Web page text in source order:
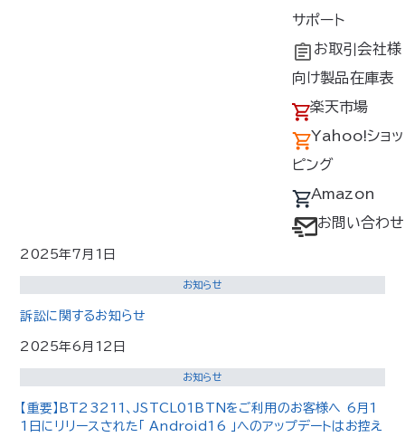
工場シミュレーシ
ョン
開発秘話
企業理念
会社概要
会社沿革
アクセス
採用情報
サポート
よくあるご質問
不要なバッテリー
の回収について
デバイス・ファン
オプション対応表
取扱説明書ダウ
ンロードサービス
購入方法
お取引会社様
向け製品在庫表
楽天市場
Yahoo!ショッ
ピング
Amazon
お問い合わせ
物流センターの夏季休業に伴う出荷業務停止のご案内
【重要】BT23221、JSTCL01BTNをご利用のお客様へ （And
2025年7月1日
お知らせ
訴訟に関するお知らせ
2025年6月12日
お知らせ
【重要】BT23211、JSTCL01BTNをご利用のお客様へ 6月1
1日にリリースされた「 Android16 」へのアップデートはお控え